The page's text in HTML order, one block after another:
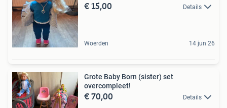
€ 15,00 Details
Woerden 14 jun 26
Grote Baby Born (sister) set
overcompleet!
€ 70,00 Details